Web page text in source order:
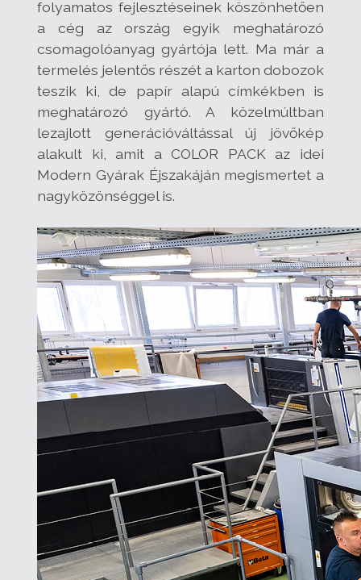
folyamatos fejlesztéseinek köszönhetően
a cég az ország egyik meghatározó
csomagolóanyag gyártója lett. Ma már a
termelés jelentős részét a karton dobozok
teszik ki, de papír alapú címkékben is
meghatározó gyártó. A közelmúltban
lezajlott generációváltással új jövőkép
alakult ki, amit a COLOR PACK az idei
Modern Gyárak Éjszakáján megismertet a
nagyközönséggel is.